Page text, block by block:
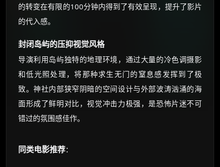
的转变在有限的100分钟内得到了有效呈现，提升了影片
的代入感。
封闭岛屿的压抑视觉风格
导演利用岛屿独特的地理环境，通过大量的冷色调摄影
和低光照处理，将那种求生无门的窒息感发挥到了极
致。神社内部狭窄阴暗的空间设计与外部波涛汹涌的海
面形成了鲜明对比，视觉冲击力极强，是恐怖片迷不可
错过的氛围感佳作。
同类电影推荐：